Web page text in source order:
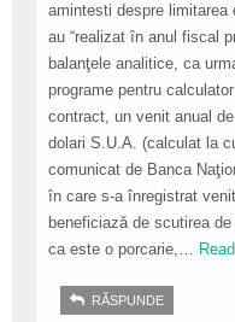
amintesti despre limitarea
au “realizat în anul fiscal
balanţele analitice, ca
programe pentru
contract, un venit anual
dolari S.U.A. (calculat la
comunicat de Banca
în care s-a înregistrat
beneficiază de scutirea
ca este o porcarie,…
RĂSPUNDE